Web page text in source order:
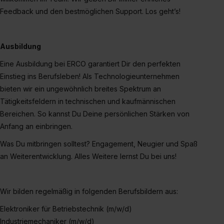
erforderliche personenbezogene Daten an Social Media
Dienste, ggfs. mit Sitz in den USA, übermittelt werden.
bestimmte Verwendungszwecke zulassen, triff deine
Auswahl über die Checkboxen und klick auf „Auswahl
erlauben“. Die Einwilligung zur Platzierung von Cookies
der Kategorien „Präferenzen“, „Statistiken“ und „Social
Media und Marketing“ umfasst hierbei die Einwilligung
zur Übermittlung deiner Daten in die USA (Art. 49 Abs. 1
S. 1 lit. a) DS-GVO). Die USA verfügen über kein
II). Du kannst die von dir erteilte Einwilligung jederzeit mit
Wirkung für die Zukunft ganz oder teilweise über unsere
einzelnen Cookies findest du durch Klick auf „Details
zeigen“. Weitere Informationen:Datenschutzerklärung
Impressum.
Feedback und den bestmöglichen Support. Los geht’s!
Ausbildung
Eine Ausbildung bei ERCO garantiert Dir den perfekten
Einstieg ins Berufsleben! Als Technologieunternehmen
bieten wir ein ungewöhnlich breites Spektrum an
Tätigkeitsfeldern in technischen und kaufmännischen
Bereichen. So kannst Du Deine persönlichen Stärken von
Anfang an einbringen.
Was Du mitbringen solltest? Engagement, Neugier und Spaß
an Weiterentwicklung. Alles Weitere lernst Du bei uns!
Wir bilden regelmäßig in folgenden Berufsbildern aus:
Elektroniker für Betriebstechnik (m/w/d)
Industriemechaniker (m/w/d)